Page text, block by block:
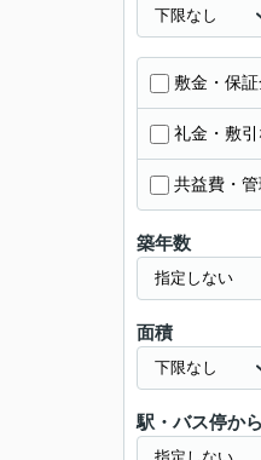
敷金・保証
礼金・敷引
共益費・
築年数
面積
駅・バス停か